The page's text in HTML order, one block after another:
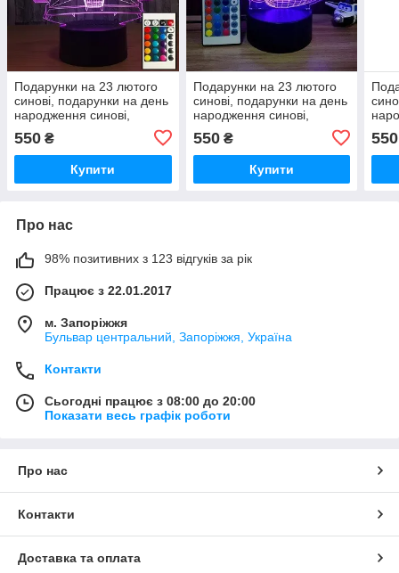
Подарунки на 23 лютого
синові, подарунки на день
народження синові,
синові
550 ₴
Купити
Подарунки на 23 лютого
синові, подарунки на день
народження синові,
синові
550₴
Купити
550
Про нас
98% позитивних з 123 відгуків за рік
Працює з 22.01.2017
м. Запоріжжя
Бульвар центральний, Запоріжжя, Україна
Контакти
Сьогодні працює з 08:00 до 20:00
Показати весь графік роботи
Про нас
Контакти
Доставка та оплата